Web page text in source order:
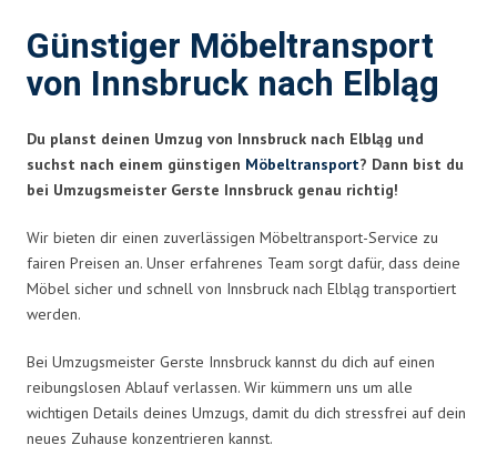
Günstiger Möbeltransport
von Innsbruck nach Elbląg
Du planst deinen Umzug von Innsbruck nach Elbląg und
suchst nach einem günstigen Möbeltransport? Dann bist du
bei Umzugsmeister Gerste Innsbruck genau richtig!
Wir bieten dir einen zuverlässigen Möbeltransport-Service zu
fairen Preisen an. Unser erfahrenes Team sorgt dafür, dass deine
Möbel sicher und schnell von Innsbruck nach Elbląg transportiert
werden.
Bei Umzugsmeister Gerste Innsbruck kannst du dich auf einen
reibungslosen Ablauf verlassen. Wir kümmern uns um alle
wichtigen Details deines Umzugs, damit du dich stressfrei auf dein
neues Zuhause konzentrieren kannst.